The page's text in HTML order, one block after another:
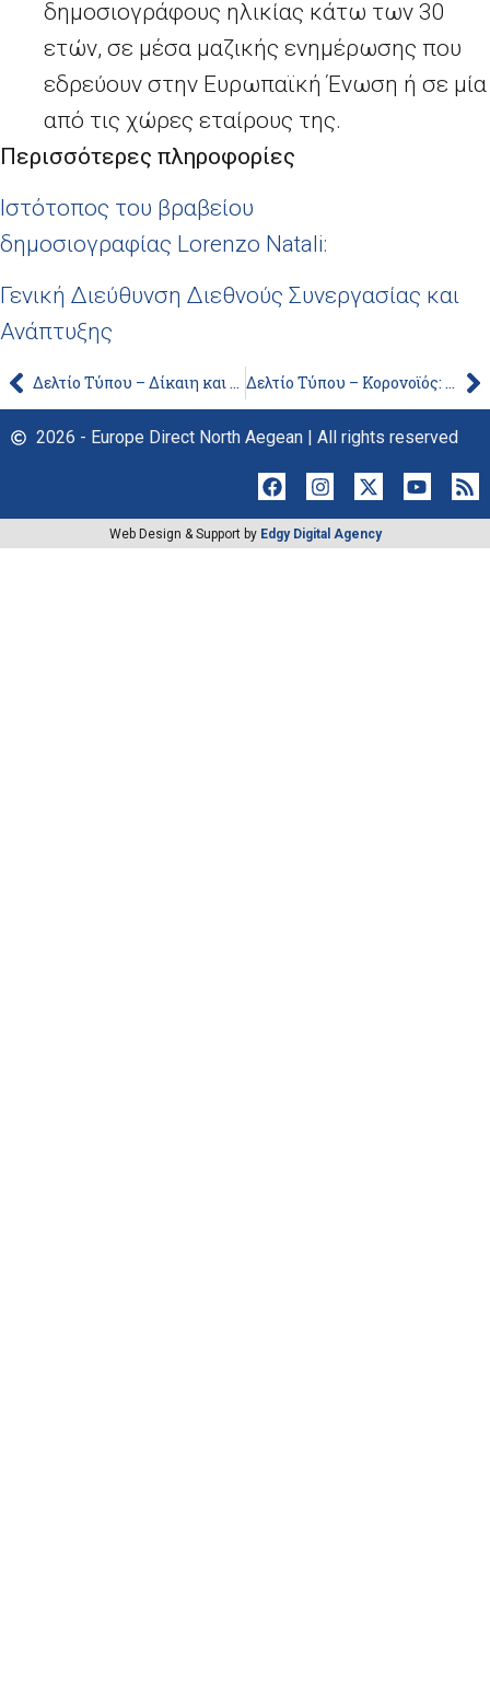
δημοσιογράφους ηλικίας κάτω των 30
ετών, σε μέσα μαζικής ενημέρωσης που
εδρεύουν στην Ευρωπαϊκή Ένωση ή σε μία
από τις χώρες εταίρους της.
Περισσότερες πληροφορίες
Ιστότοπος του βραβείου
δημοσιογραφίας Lorenzo Natali:
Γενική Διεύθυνση Διεθνούς Συνεργασίας και
Ανάπτυξης
Δελτίο Τύπου – Δίκαιη και απλουστευμένη φορολογία: Η Επιτροπή προτείνει νέα δέσμη μέτρων που θα συμβάλει στην ανάκαμψη και την ανάπτυξη της Ευρώπης Δελτίο Τύπου – Κορονοϊός: Τα δεδομένα κινητικότητας παρέχουν πληροφορίες σχετικά με τη διασπορά και τον περιορισμό του κορονοϊού, συμβάλλοντας στη διαμόρφωση μελλοντικών μέτρων αντιμετώπισης
2026 - Europe Direct North Aegean | All rights reserved
Web Design & Support by Edgy Digital Agency